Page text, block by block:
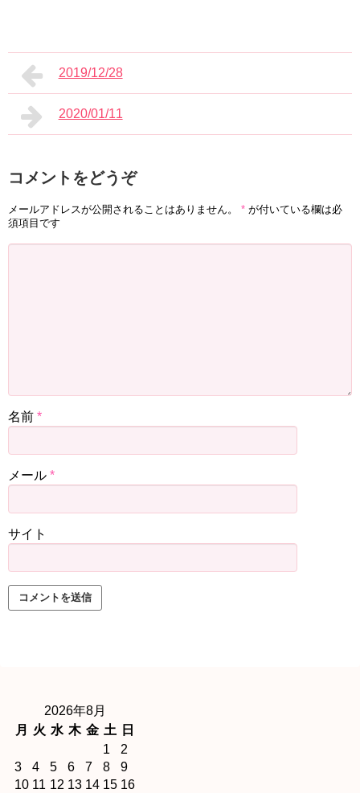
2019/12/28
2020/01/11
コメントをどうぞ
メールアドレスが公開されることはありません。 * が付いている欄は必
須項目です
名前 *
メール *
サイト
2026年8月
月
火 水 木 金 土
日
1
2
3
4 5 6 7 8
9
10 11 12 13 14 15 16